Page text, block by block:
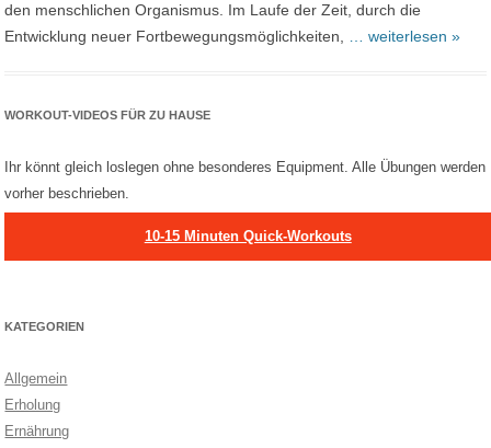
den menschlichen Organismus. Im Laufe der Zeit, durch die
Entwicklung neuer Fortbewegungsmöglichkeiten,
… weiterlesen »
WORKOUT-VIDEOS FÜR ZU HAUSE
Ihr könnt gleich loslegen ohne besonderes Equipment. Alle Übungen werden
vorher beschrieben.
10-15 Minuten Quick-Workouts
KATEGORIEN
Allgemein
Erholung
Ernährung